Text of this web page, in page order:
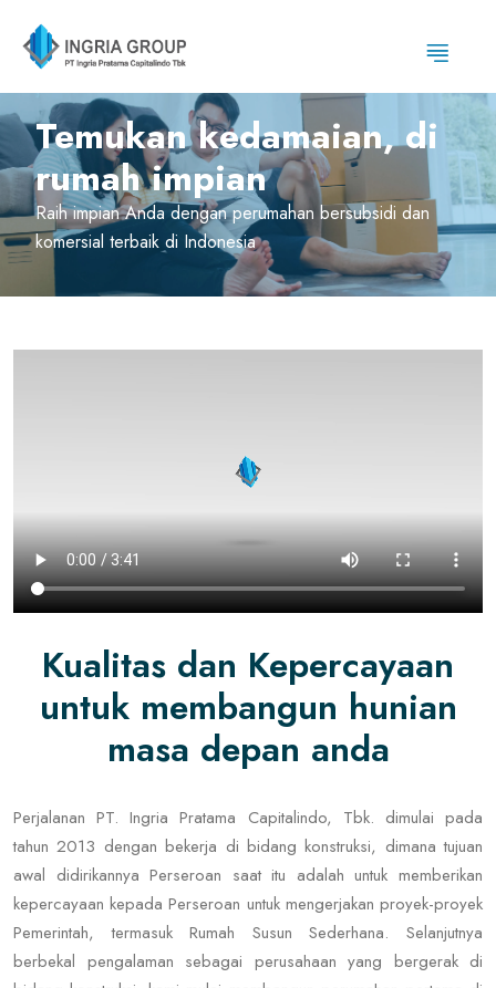
Temukan kedamaian, di
rumah impian
Raih impian Anda dengan perumahan bersubsidi dan
komersial terbaik di Indonesia
Kualitas dan Kepercayaan
untuk membangun hunian
masa depan anda
Perjalanan PT. Ingria Pratama Capitalindo, Tbk. dimulai pada
tahun 2013 dengan bekerja di bidang konstruksi, dimana tujuan
awal didirikannya Perseroan saat itu adalah untuk memberikan
kepercayaan kepada Perseroan untuk mengerjakan proyek-proyek
Pemerintah, termasuk Rumah Susun Sederhana. Selanjutnya
berbekal pengalaman sebagai perusahaan yang bergerak di